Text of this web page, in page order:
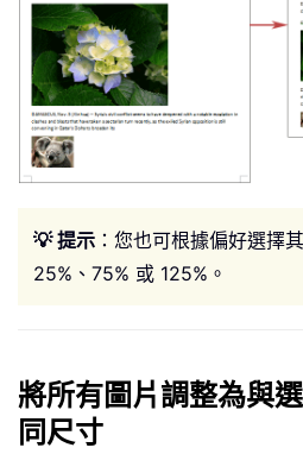
💡 提示 ：您也可根據偏好選擇
25%、75% 或 125%。
將所有圖片調整為與
同尺寸